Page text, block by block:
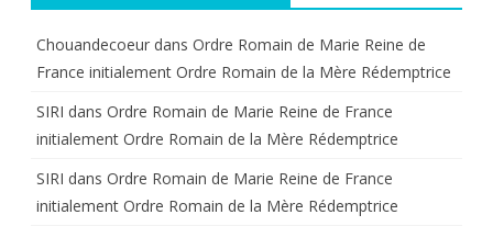
Chouandecoeur dans Ordre Romain de Marie Reine de
France initialement Ordre Romain de la Mère Rédemptrice
SIRI dans Ordre Romain de Marie Reine de France
initialement Ordre Romain de la Mère Rédemptrice
SIRI dans Ordre Romain de Marie Reine de France
initialement Ordre Romain de la Mère Rédemptrice